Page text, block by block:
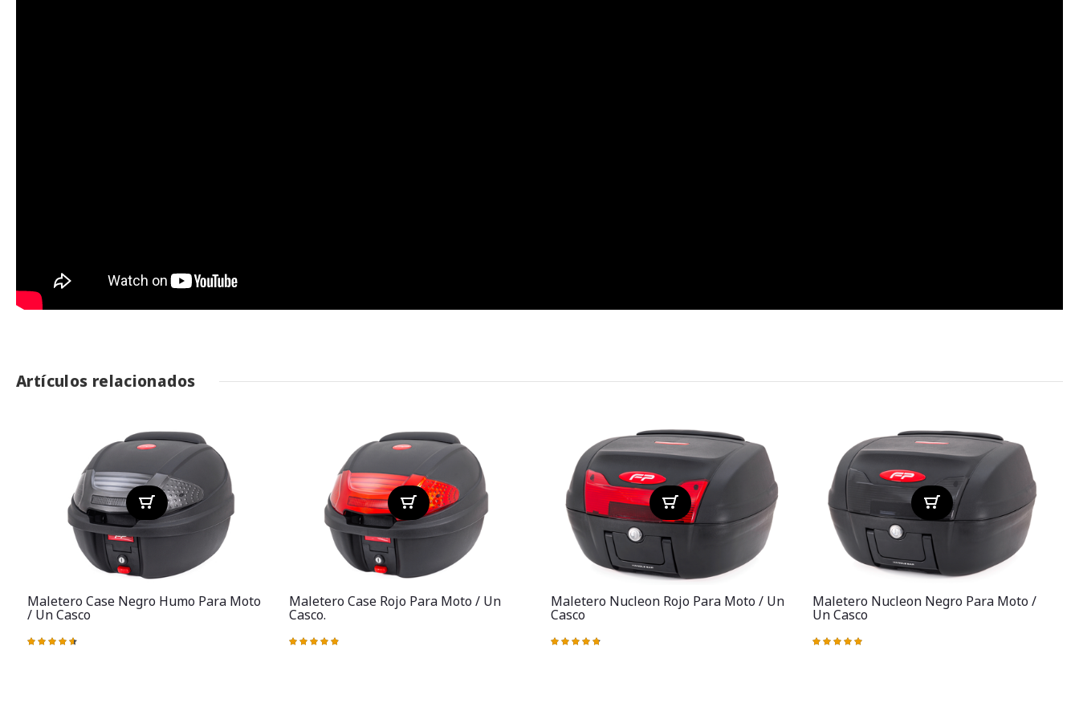
Artículos relacionados
Maletero Case Negro Humo Para Moto
/ Un Casco
Valoración:
Maletero Case Rojo Para Moto / Un
Casco.
Valoración:
Maletero Nucleon Rojo Para Moto / Un
Casco
Valoración:
Maletero Nucleon Negro Para Moto /
Un Casco
Valoración: